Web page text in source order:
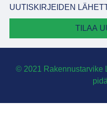
UUTISKIRJEIDEN
TILAA
© 2021 Rakennustarvike